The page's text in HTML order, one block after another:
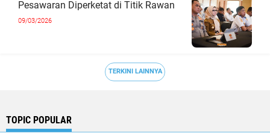
Pesawaran Diperketat di Titik Rawan
09/03/2026
TERKINI LAINNYA
TOPIC POPULAR